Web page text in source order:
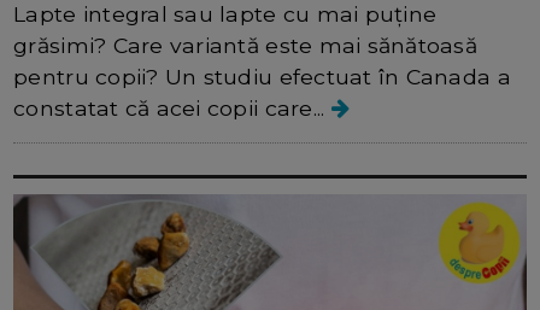
Lapte integral sau lapte cu mai puține
grăsimi? Care variantă este mai sănătoasă
pentru copii? Un studiu efectuat în Canada a
constatat că acei copii care...